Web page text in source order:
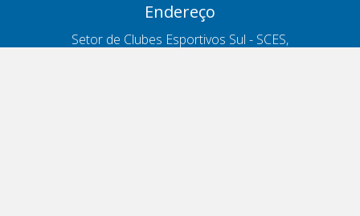
Endereço
Setor de Clubes Esportivos Sul - SCES,